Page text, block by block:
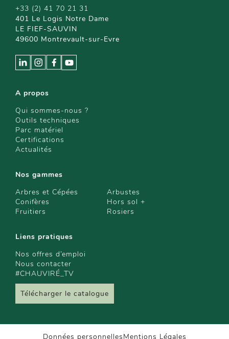
+33 (2) 41 70 21 31
401 Le Logis Notre Dame
LE FIEF-SAUVIN
49600 Montrevault-sur-Evre
A propos
Qui sommes-nous ?
Outils techniques
Parc matériel
Certifications
Actualités
Nos gammes
Arbres et Cépées
Arbustes
Conifères
Hors sol +
Fruitiers
Rosiers
Liens pratiques
Nos offres d’emploi
Nous contacter
#CHAUVIRÉ_TV
Télécharger le catalogue
Données personnellesMentions Légales